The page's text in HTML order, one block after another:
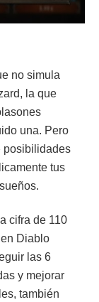
no simula
la que
una. Pero
posibilidades
tus
cifra de 110
Diablo
las 6
y mejorar
también